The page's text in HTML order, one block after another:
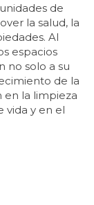
de
la salud, la
Al
espacios
no solo a su
de la
en la limpieza
vida y en el